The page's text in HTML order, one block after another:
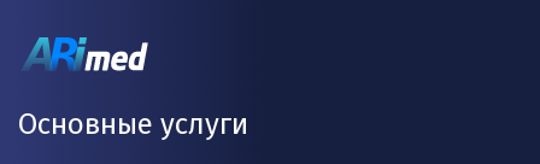
Основные услуги